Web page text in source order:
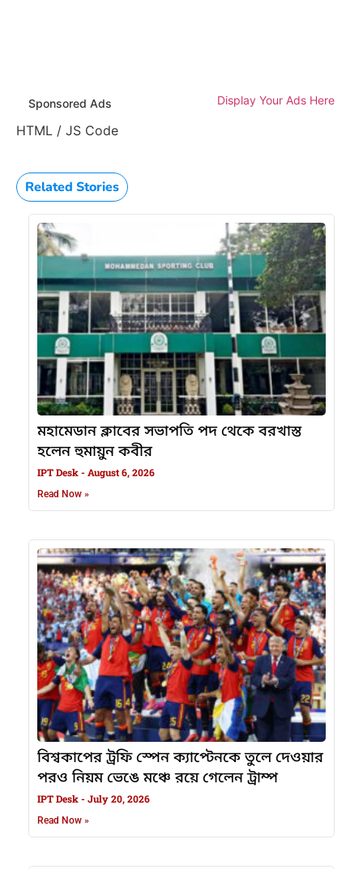
Sponsored Ads Display Your Ads Here
HTML / JS Code
Related Stories
মহামেডান ক্লাবের সভাপতি পদ থেকে বরখাস্ত
হলেন হুমায়ুন কবীর
IPT Desk August 6, 2026
Read Now »
বিশ্বকাপের ট্রফি স্পেন ক্যাপ্টেনকে তুলে দেওয়ার
পরও নিয়ম ভেঙে মঞ্চে রয়ে গেলেন ট্রাম্প
IPT Desk July 20, 2026
Read Now »